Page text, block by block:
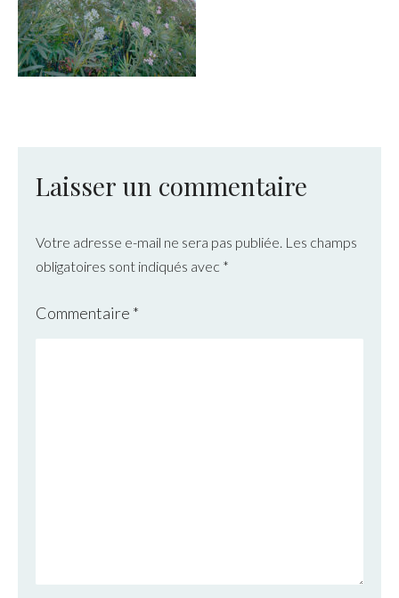
Laisser un commentaire
Votre adresse e-mail ne sera pas publiée. Les champs
obligatoires sont indiqués avec *
Commentaire *